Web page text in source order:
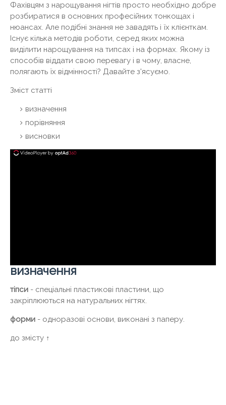
Фахівцям з нарощування нігтів просто необхідно добре
розбиратися в основних професійних тонкощах і
нюансах. Але подібні знання не завадять і їх клієнткам.
Існує кілька методів роботи, серед яких можна
виділити нарощування на типсах і на формах. Якому із
способів віддати свою перевагу і в чому, власне,
полягають їх відмінності? Давайте з'ясуємо.
Зміст статті
визначення
порівняння
висновки
визначення
тіпси - спеціальні пластикові пластини, що
закріплюються на натуральних нігтях.
форми - одноразові основи, виконані з паперу.
до змісту ↑